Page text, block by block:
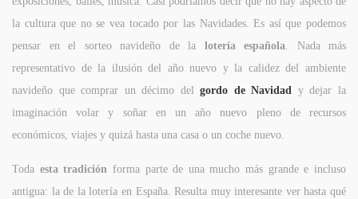
la cultura que no se vea tocado por las Navidades. Es así que podemos
pensar en el sorteo navideño de la lotería española . Nada más
representativo de la ilusión del año nuevo y la calidez del ambiente
navideño que comprar un décimo delgordo de Navidad y dejar la
imaginación volar y soñar en un año nuevo pleno de recursos
económicos, viajes y quizá hasta una casa o un coche nuevo.
Toda esta tradición forma parte de una mucho más grande e incluso
antigua: la de la lotería en España. Resulta muy interesante ver hasta qué